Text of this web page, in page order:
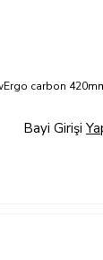
carbon
Bayi Girişi